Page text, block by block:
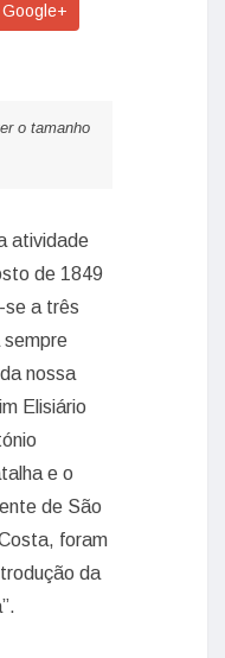
Google+
o tamanho
atividade
de 1849
se a três
sempre
nossa
Elisiário
e o
de São
foram
da